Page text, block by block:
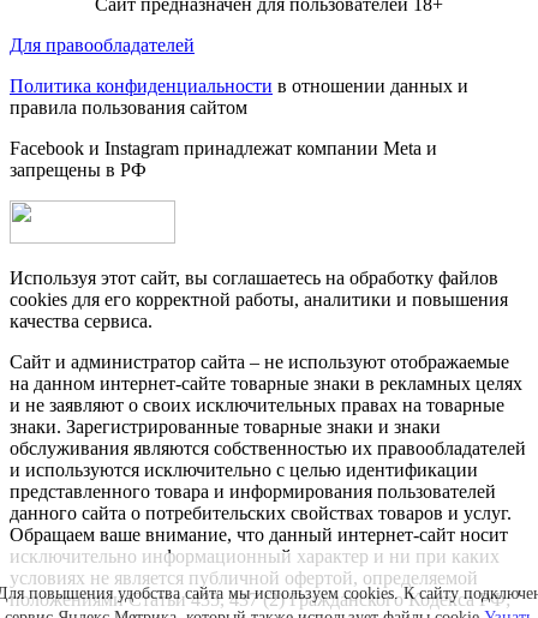
Для правообладателей
Политика конфиденциальности в отношении данных и
правила пользования сайтом
Facebook и Instagram принадлежат компании Metа и
запрещены в РФ
Используя этот сайт, вы соглашаетесь на обработку файлов
cookies для его корректной работы, аналитики и повышения
качества сервиса.
Сайт и администратор сайта – не используют отображаемые
на данном интернет-сайте товарные знаки в рекламных целях
и не заявляют о своих исключительных правах на товарные
знаки. Зарегистрированные товарные знаки и знаки
обслуживания являются собственностью их правообладателей
и используются исключительно с целью идентификации
представленного товара и информирования пользователей
данного сайта о потребительских свойствах товаров и услуг.
Обращаем ваше внимание, что данный интернет-сайт носит
исключительно информационный характер и ни при каких
условиях не является публичной офертой, определяемой
положениями Статьи 435, 437 (2) Гражданского Кодекса РФ;
повышения удобства сайта мы используем cookies. К сайту